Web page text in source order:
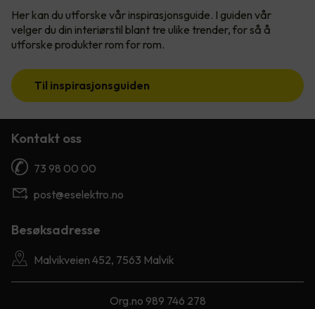
Her kan du utforske vår inspirasjonsguide. I guiden vår
velger du din interiørstil blant tre ulike trender, for så å
utforske produkter rom for rom.
Til inspirasjonsguiden
Kontakt oss
73 98 00 00
post@eselektro.no
Besøksadresse
Malvikveien 452, 7563 Malvik
Org.no 989 746 278